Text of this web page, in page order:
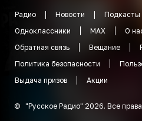
Радио Новости Подкасты
Одноклассники
MAX О
Обратная связь
Вещание
Политика безопасности
Выдача призов
Акции
© "Русское Радио" 2026. Все